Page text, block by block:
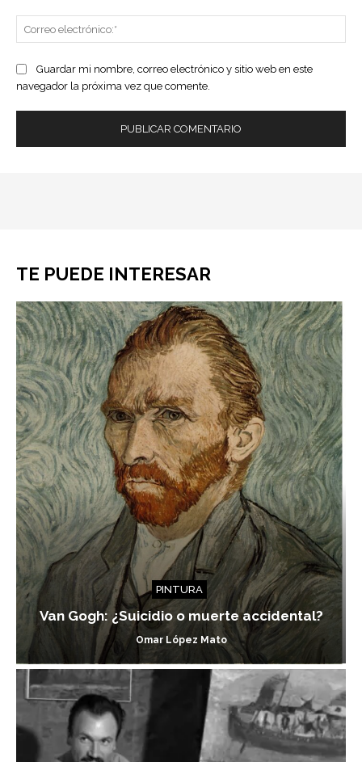
Guardar mi nombre, correo electrónico y sitio web en este
navegador la próxima vez que comente.
TE PUEDE INTERESAR
PINTURA
Van Gogh: ¿Suicidio o muerte accidental?
Omar López Mato